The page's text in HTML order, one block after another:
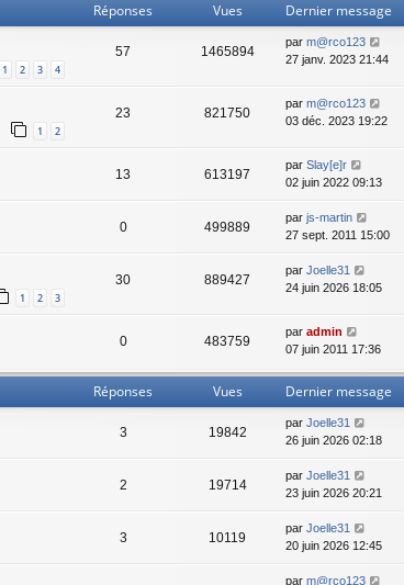
Réponses Vues Dernier message
1 2 3 4
57 1465894
par m@rco123
27 janv. 2023 21:44
1 2
23 821750
par m@rco123
03 déc. 2023 19:22
13 613197
par Slay[e]r
02 juin 2022 09:13
0 499889
par js-martin
27 sept. 2011 15:00
1 2 3
30 889427
par Joelle31
24 juin 2026 18:05
0 483759
par admin
07 juin 2011 17:36
Réponses Vues Dernier message
3 19842
par Joelle31
26 juin 2026 02:18
2 19714
par Joelle31
23 juin 2026 20:21
3 10119
par Joelle31
20 juin 2026 12:45
par m@rco123